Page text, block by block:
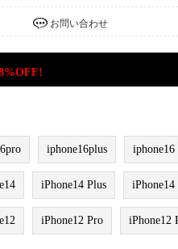
お問い合わせ
iphone16plus iphone16
iPhone14 Plus
iPhone12 Pro iPhone12